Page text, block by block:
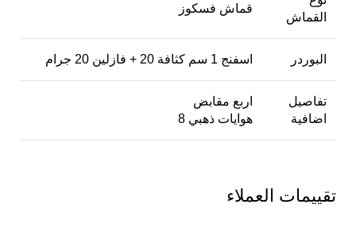
قماش فسكوز
القماش
اسفنج 1 سم كثافة 20 + فازلين 20 جرام البوردر
اربع مقابض
8 هوايات ذهبي
تفاصيل
اضافية
تقييمات العملاء